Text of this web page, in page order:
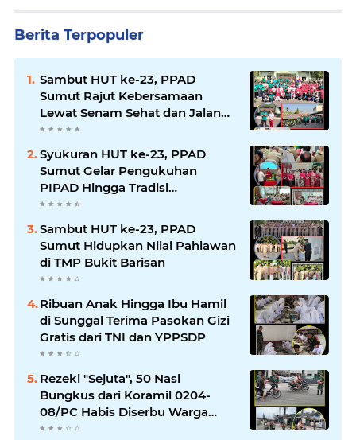
Berita Terpopuler
Sambut HUT ke-23, PPAD
Sumut Rajut Kebersamaan
Lewat Senam Sehat dan Jalan
Santai di Mako Bekangdam I/BB
Syukuran HUT ke-23, PPAD
Sumut Gelar Pengukuhan
PIPAD Hingga Tradisi
Kekeluargaan
Sambut HUT ke-23, PPAD
Sumut Hidupkan Nilai Pahlawan
di TMP Bukit Barisan
Ribuan Anak Hingga Ibu Hamil
di Sunggal Terima Pasokan Gizi
Gratis dari TNI dan YPPSDP
Rezeki "Sejuta", 50 Nasi
Bungkus dari Koramil 0204-
08/PC Habis Diserbu Warga
Pantai Cermin